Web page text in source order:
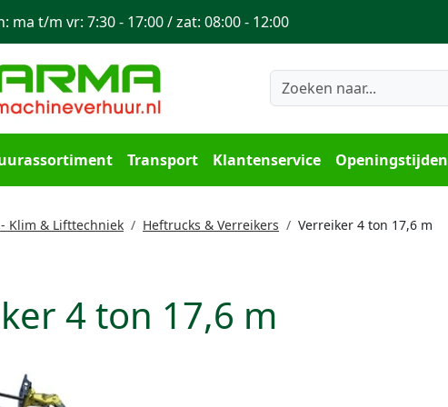
Transport Klantenservice Openingstijden
ma t/m vr: 7:30 - 17:00 / zat: 08:00 - 12:00
Klim & Lifttechniek Heftrucks & Verreikers
Verreiker 4 ton 17,6 m
4 ton 17,6 m